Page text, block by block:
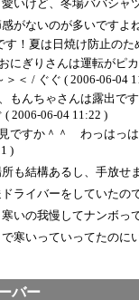
いけど、冬場ババシ
がないのが多いです
！夏は日焼け防止のた
にぎりさんは運転がピ
＜ / ぐぐ ( 2006-06-04
もんちゃさんは露出で
2006-06-04 11:22 )
ですか＾＾ わっはっ
)
も結構あるし、手放せ
ライバーをしていたの
いの我慢してナンボ
寒いっていってたの
バー